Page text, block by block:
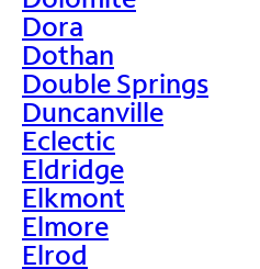
Dora
Dothan
Double Springs
Duncanville
Eclectic
Eldridge
Elkmont
Elmore
Elrod